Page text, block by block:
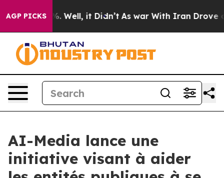
AGP PICKS
40%. Well, it Didn’t As war With Iran Drove oil
AI-Media lance une
initiative visant à aider